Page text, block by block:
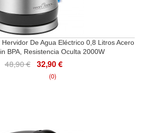
De Agua Eléctrico 0,8 Litros Acero
BPA, Resistencia Oculta 2000W
48,90 € 32,90 €
(0)